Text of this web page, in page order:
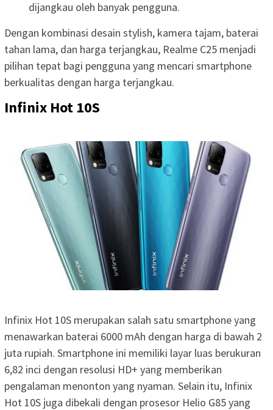
dijangkau oleh banyak pengguna.
Dengan kombinasi desain stylish, kamera tajam, baterai
tahan lama, dan harga terjangkau, Realme C25 menjadi
pilihan tepat bagi pengguna yang mencari smartphone
berkualitas dengan harga terjangkau.
Infinix Hot 10S
Infinix Hot 10S merupakan salah satu smartphone yang
menawarkan baterai 6000 mAh dengan harga di bawah 2
juta rupiah. Smartphone ini memiliki layar luas berukuran
6,82 inci dengan resolusi HD+ yang memberikan
pengalaman menonton yang nyaman. Selain itu, Infinix
Hot 10S juga dibekali dengan prosesor Helio G85 yang